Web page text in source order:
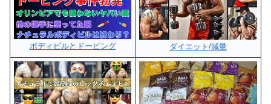
ボディビルとドーピング ダイエット/減量